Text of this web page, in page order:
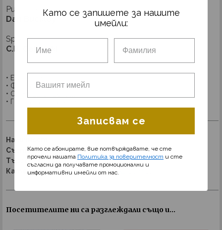
Publisher
Dan Buckley
Special thanks
C.B. Cebulski
• Език: английски
• Формат: 17 х 26 см
• Обем: 32 страници
• Година на издаване: 2004 г.
Наличност:
Състояние:Използвано
Търговски код:53044
Категория: Комикси Marvel All Comics
Посетителите ни са разглеждали също и...
Като се запишете за нашите
имейли:
Записвам се
Като се абонирате, вие потвърждавате, че сте
прочели нашата Политика за поверителност и сте
съгласни да получавате промоционални и
информативни имейли от нас.